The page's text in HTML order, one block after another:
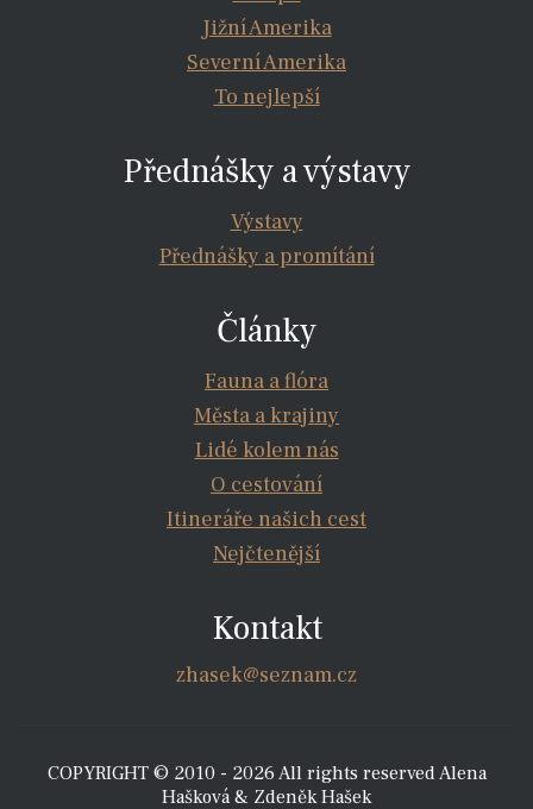
Jižní Amerika
Severní Amerika
To nejlepší
Přednášky a výstavy
Výstavy
Přednášky a promítání
Články
Fauna a flóra
Města a krajiny
Lidé kolem nás
O cestování
Itineráře našich cest
Nejčtenější
Kontakt
zhasek@seznam.cz
COPYRIGHT © 2010 - 2026 All rights reserved Alena
Hašková & Zdeněk Hašek